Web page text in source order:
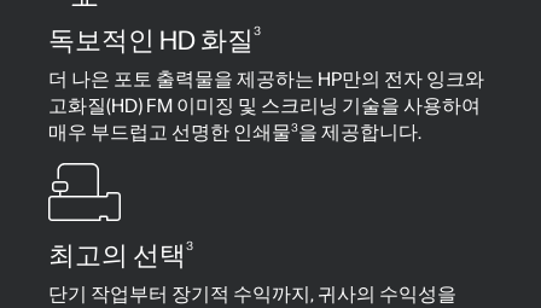
독보적인 HD 화질 3
더 나은 포토 출력물을 제공하는 HP만의 전자 잉크와
고화질(HD) FM 이미징 및 스크리닝 기술을 사용하여
매우 부드럽고 선명한 인쇄물3을 제공합니다.
최고의 선택 3
단기 작업부터 장기적 수익까지, 귀사의 수익성을